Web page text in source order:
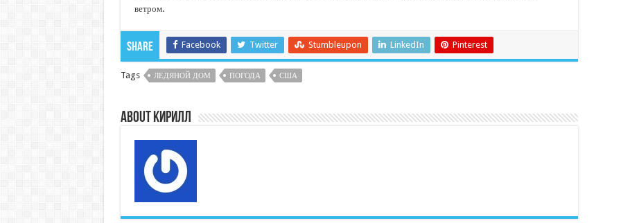
ветром.
Share Facebook Twitter Stumbleupon LinkedIn Pinterest
Tags ЛЕДЯНОЙ ДОМ ПОГОДА США
About Кирилл